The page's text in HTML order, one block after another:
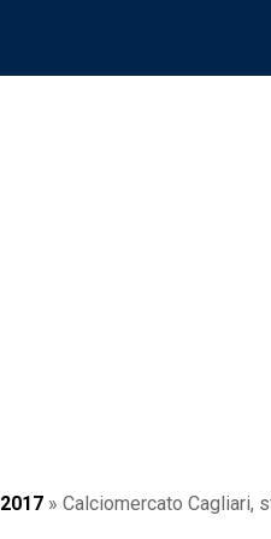
2017 » Calciomercato Cagliari,